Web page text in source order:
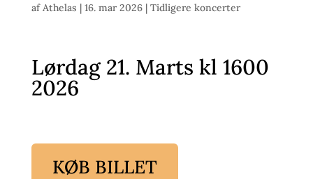
afAthelas | 16. mar 2026| Tidligere koncerter
Lørdag 21. Marts kl 1600
2026
KØB BILLET